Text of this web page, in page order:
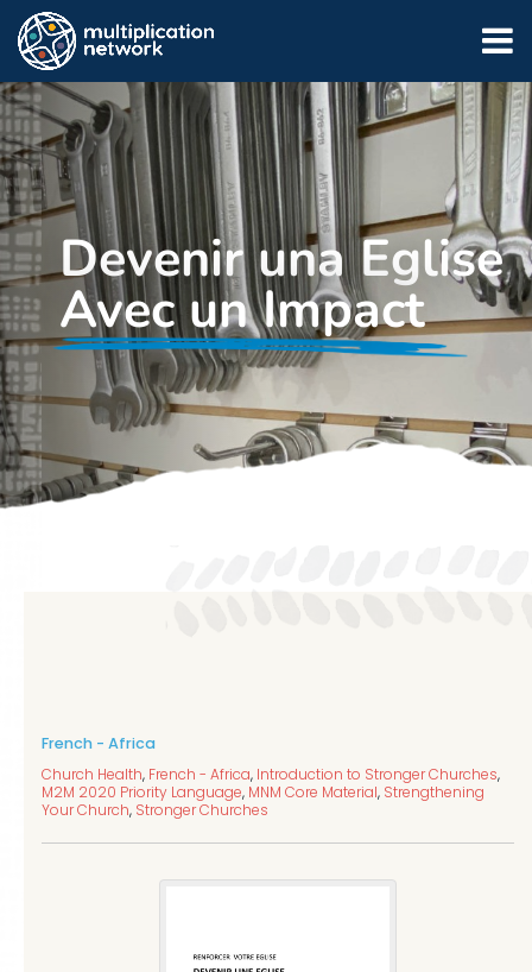
French - Africa
Church Health, French - Africa, Introduction to Stronger Churches,
M2M 2020 Priority Language, MNM Core Material, Strengthening
Your Church, Stronger Churches